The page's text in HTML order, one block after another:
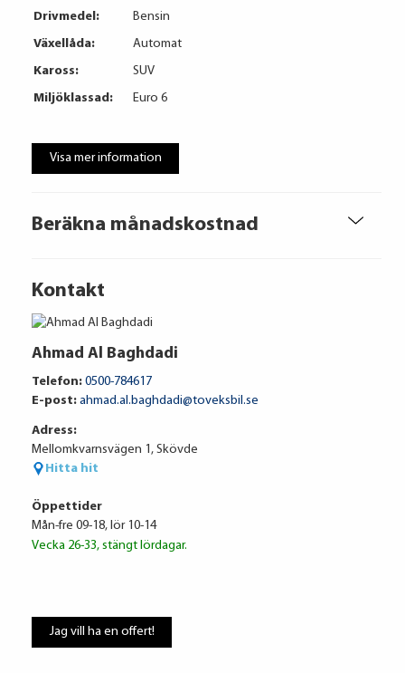
Beräkna månadskostnad
Ränta
Uppläggningsavgift
Om du inte kan betala tillbaka skulden i
tid riskerar du en betalningsanmärkning,
Drivmedel:
Bensin
Växellåda:
Automat
Kaross:
SUV
Miljöklassad:
Euro 6
Visa mer information
Kontakt
Ahmad Al Baghdadi
Telefon: 0500-784617
E-post: ahmad.al.baghdadi@toveksbil.se
Adress:
Mellomkvarnsvägen 1, Skövde
Hitta hit
Öppettider
Mån-fre 09-18, lör 10-14
Vecka 26-33, stängt lördagar.
Jag vill ha en offert!